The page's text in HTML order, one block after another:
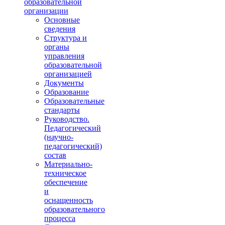
организации
Основные
сведения
Структура и
органы
управления
образовательной
организацией
Документы
Образование
Образовательные
стандарты
Руководство.
Педагогический
(научно-
педагогический)
состав
Материально-
техническое
обеспечение
и
оснащенность
образовательного
процесса